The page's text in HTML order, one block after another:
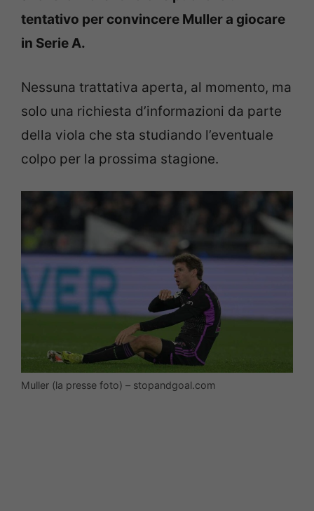
tentativo per convincere Muller a giocare
in Serie A.
Nessuna trattativa aperta, al momento, ma
solo una richiesta d’informazioni da parte
della viola che sta studiando l’eventuale
colpo per la prossima stagione.
Muller (la presse foto) – stopandgoal.com